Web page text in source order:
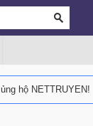
hộ NETTRUYEN!